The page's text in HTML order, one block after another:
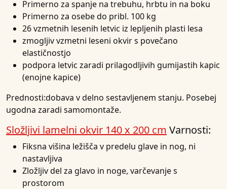
Primerno za spanje na trebuhu, hrbtu in na boku
Primerno za osebe do pribl. 100 kg
26 vzmetnih lesenih letvic iz lepljenih plasti lesa
zmogljiv vzmetni leseni okvir s povečano
elastičnostjo
podpora letvic zaradi prilagodljivih gumijastih kapic
(enojne kapice)
Prednosti:dobava v delno sestavljenem stanju. Posebej
ugodna zaradi samomontaže.
Složljivi lamelni okvir 140 x 200 cm Varnosti:
Fiksna višina ležišča v predelu glave in nog, ni
nastavljiva
Zložljiv del za glavo in noge, varčevanje s
prostorom